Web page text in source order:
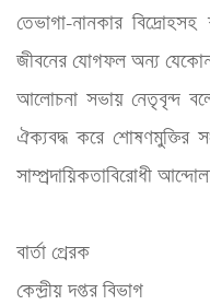
তেভাগা-নানকার
জীবনের যোগফল অন্য যেকোন
আলোচনা সভায় নেতৃবৃন্দ
ঐক্যবদ্ধ করে শোষণমুক্তির
সাম্প্রদায়িকতাবিরোধী
বার্তা প্রেরক
কেন্দ্রীয় দপ্তর বিভাগ